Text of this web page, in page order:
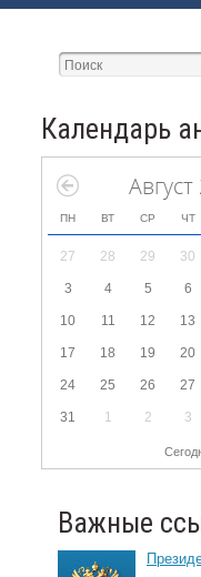
Календарь
ПН ВТ СР ЧТ
27 28 29 30
3 4 5 6
10 11 12 13
17 18 19 20
24 25 26 27
31 1 2 3
Важные